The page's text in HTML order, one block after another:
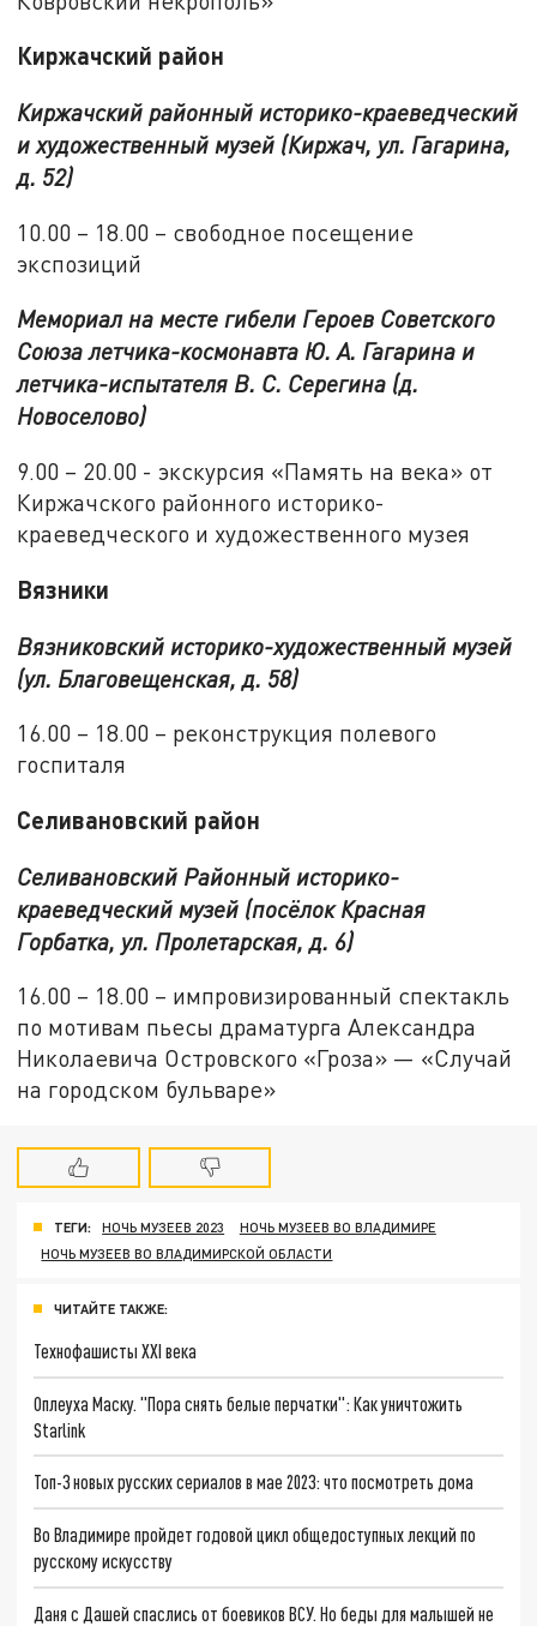
Киржачский район
Киржачский районный историко-краеведческий
и художественный музей (Киржач, ул. Гагарина,
д. 52)
10.00 – 18.00 – свободное посещение
экспозиций
Мемориал на месте гибели Героев Советского
Союза летчика-космонавта Ю. А. Гагарина и
летчика-испытателя В. С. Серегина (д.
Новоселово)
9.00 – 20.00 - экскурсия «Память на века» от
Киржачского районного историко-
краеведческого и художественного музея
Вязники
Вязниковский историко-художественный музей
(ул. Благовещенская, д. 58)
16.00 – 18.00 – реконструкция полевого
госпиталя
Селивановский район
Селивановский Районный историко-
краеведческий музей (посёлок Красная
Горбатка, ул. Пролетарская, д. 6)
16.00 – 18.00 – импровизированный спектакль
по мотивам пьесы драматурга Александра
Николаевича Островского «Гроза» — «Случай
на городском бульваре»
ТЕГИ: НОЧЬ МУЗЕЕВ 2023
НОЧЬ МУЗЕЕВ ВО ВЛАДИМИРЕ
НОЧЬ МУЗЕЕВ ВО ВЛАДИМИРСКОЙ ОБЛАСТИ
ЧИТАЙТЕ ТАКЖЕ:
Технофашисты XXI века
Оплеуха Маску. "Пора снять белые перчатки": Как уничтожить
Starlink
Топ-3 новых русских сериалов в мае 2023: что посмотреть дома
Во Владимире пройдет годовой цикл общедоступных лекций по
русскому искусству
Даня с Дашей спаслись от боевиков ВСУ. Но беды для малышей не